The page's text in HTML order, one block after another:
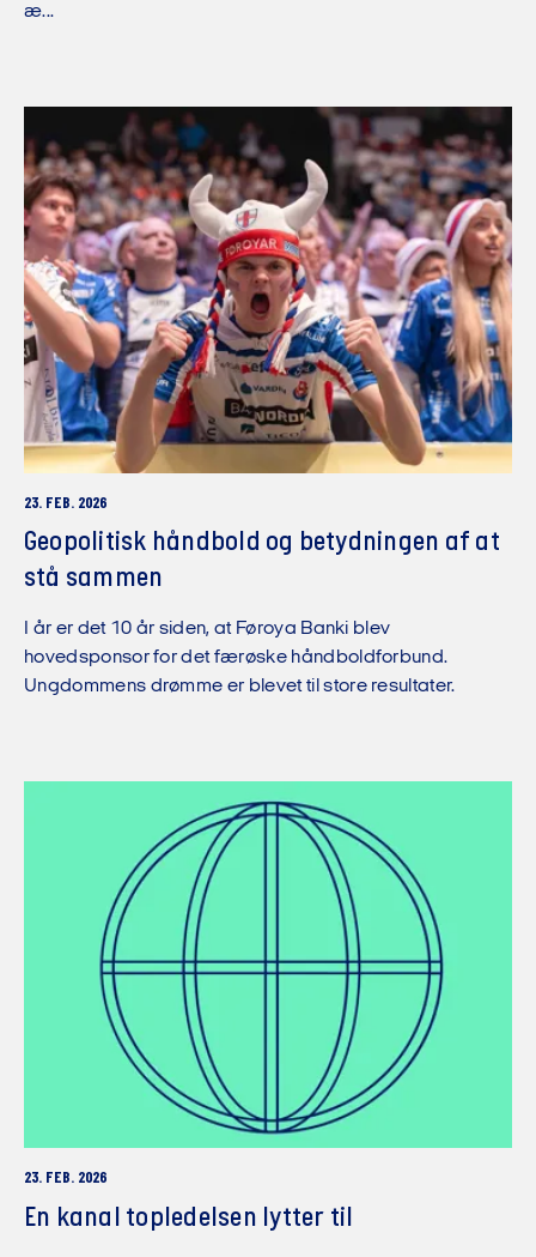
æ...
23. FEB. 2026
Geopolitisk håndbold og betydningen af at
stå sammen
I år er det 10 år siden, at Føroya Banki blev
hovedsponsor for det færøske håndboldforbund.
Ungdommens drømme er blevet til store resultater.
23. FEB. 2026
En kanal topledelsen lytter til